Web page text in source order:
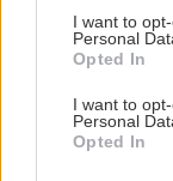
consent section.
I want to
Personal
Opted In
I want to
Personal
Opted In